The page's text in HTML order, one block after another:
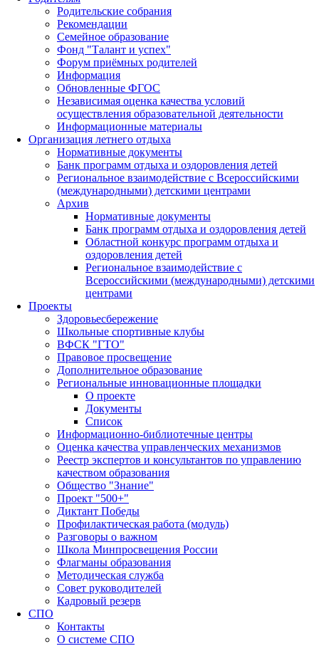
Родительские собрания
Рекомендации
Семейное образование
Фонд "Талант и успех"
Форум приёмных родителей
Информация
Обновленные ФГОС
Независимая оценка качества условий
осуществления образовательной деятельности
Информационные материалы
Организация летнего отдыха
Нормативные документы
Банк программ отдыха и оздоровления детей
Региональное взаимодействие с Всероссийскими
(международными) детскими центрами
Архив
Нормативные документы
Банк программ отдыха и оздоровления детей
Областной конкурс программ отдыха и
оздоровления детей
Региональное взаимодействие с
Всероссийскими (международными) детскими
центрами
Проекты
Здоровьесбережение
Школьные спортивные клубы
ВФСК "ГТО"
Правовое просвещение
Дополнительное образование
Региональные инновационные площадки
О проекте
Документы
Список
Информационно-библиотечные центры
Оценка качества управленческих механизмов
Реестр экспертов и консультантов по управлению
качеством образования
Общество "Знание"
Проект "500+"
Диктант Победы
Профилактическая работа (модуль)
Разговоры о важном
Школа Минпросвещения России
Флагманы образования
Методическая служба
Совет руководителей
Кадровый резерв
СПО
Контакты
О системе СПО